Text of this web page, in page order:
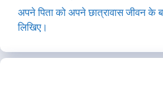
अपने पिता को अपने छात्रावास जीवन के
लिखिए।